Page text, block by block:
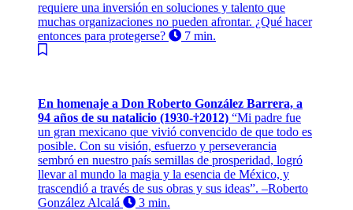
requiere una inversión en soluciones y talento que
muchas organizaciones no pueden afrontar. ¿Qué hacer
entonces para protegerse?
7 min.
En homenaje a Don Roberto González Barrera, a
94 años de su natalicio (1930-†2012) “Mi padre fue
un gran mexicano que vivió convencido de que todo es
posible. Con su visión, esfuerzo y perseverancia
sembró en nuestro país semillas de prosperidad, logró
llevar al mundo la magia y la esencia de México, y
trascendió a través de sus obras y sus ideas”. –Roberto
González Alcalá
3 min.